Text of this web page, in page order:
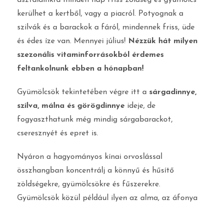
kerülhet a kertből, vagy a piacról. Potyognak a
szilvák és a barackok a fáról, mindennek friss, üde
és édes íze van. Mennyei július! Nézzük hát milyen
szezonális vitaminforrásokból érdemes
feltankolnunk ebben a hónapban!
Gyümölcsök tekintetében végre itt a sárgadinnye,
szilva, málna és görögdinnye ideje, de
fogyaszthatunk még mindig sárgabarackot,
cseresznyét és epret is.
Nyáron a hagyományos kínai orvoslással
összhangban koncentrálj a könnyű és hűsítő
zöldségekre, gyümölcsökre és fűszerekre.
Gyümölcsök közül például ilyen az alma, az áfonya